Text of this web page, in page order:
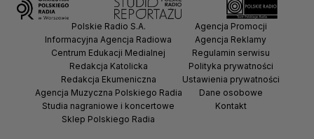
Polskie Radio S.A.
Informacyjna Agencja Radiowa
Centrum Edukacji Medialnej
Redakcja Katolicka
Redakcja Ekumeniczna
Agencja Muzyczna Polskiego Radia
Studia nagraniowe i koncertowe
Sklep Polskiego Radia
Agencja Promocji
Agencja Reklamy
Regulamin serwisu
Polityka prywatności
Ustawienia prywatności
Dane osobowe
Kontakt